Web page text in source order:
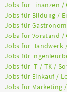
Jobs für Finanzen
Jobs für Bildung /
Jobs für
Jobs für Vorstand /
Jobs für Handwerk
Jobs für
Jobs für IT / TK /
Jobs für Einkauf /
Jobs für Marketing